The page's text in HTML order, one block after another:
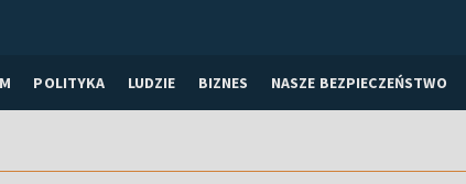
POLITYKA LUDZIE BIZNES NASZE BEZPIECZEŃSTWO